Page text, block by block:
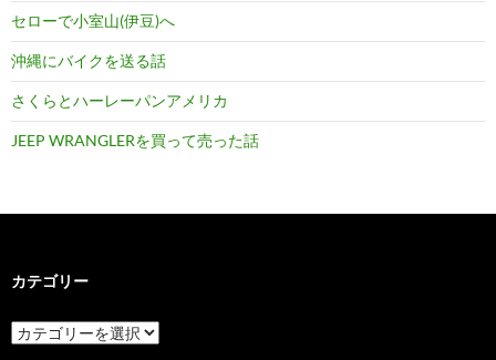
セローで小室山(伊豆)へ
沖縄にバイクを送る話
さくらとハーレーパンアメリカ
JEEP WRANGLERを買って売った話
カテゴリー
カ
テ